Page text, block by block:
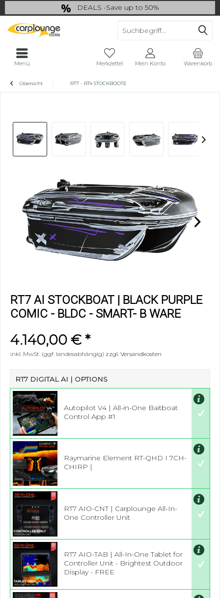
DEALS -Save up to 50%
last Chance: ... if gone then gone
Warenkorb
Merkzettel Mein Konto
Menü
Übersicht RT7 - RT4 STOCKBOOTE
RT7 AI STOCKBOAT | BLACK PURPLE
COMIC - BLDC - SMART- B WARE
4.140,00 € *
inkl. MwSt. (ggf. landesabhängig) zzgl. Versandkosten
RT7 DIGITAL AI | OPTIONS
Autopilot V4 | All-in-One Baitboat
Control App #1
Raymarine Element RT-QHD I 7CH-
CHIRP |
RT7 AIO-CNT | Carplounge All-In-
One Controller Unit
RT7 AIO-TAB | All-In-One Tablet for
Controller Unit - Brightest Outdoor
Display - FREE